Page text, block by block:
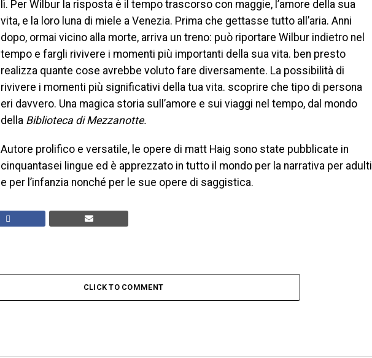
lì. Per Wilbur la risposta è il tempo trascorso con maggie, l’amore della sua
vita, e la loro luna di miele a Venezia. Prima che gettasse tutto all’aria. Anni
dopo, ormai vicino alla morte, arriva un treno: può riportare Wilbur indietro nel
tempo e fargli rivivere i momenti più importanti della sua vita. ben presto
realizza quante cose avrebbe voluto fare diversamente. La possibilità di
rivivere i momenti più significativi della tua vita. scoprire che tipo di persona
eri davvero. Una magica storia sull’amore e sui viaggi nel tempo, dal mondo
della Biblioteca di Mezzanotte.
Autore prolifico e versatile, le opere di matt Haig sono state pubblicate in
cinquantasei lingue ed è apprezzato in tutto il mondo per la narrativa per adulti
e per l’infanzia nonché per le sue opere di saggistica.
CLICK TO COMMENT